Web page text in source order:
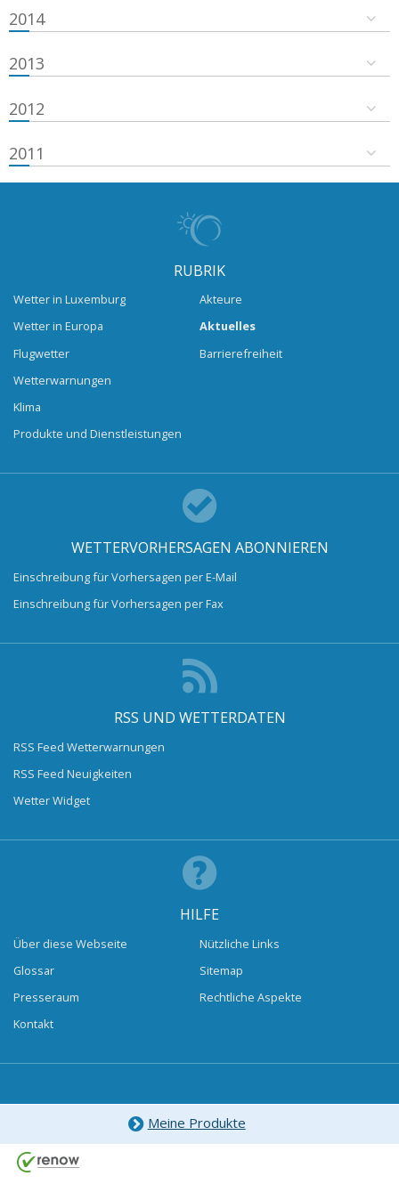
2014
2013
2012
2011
RUBRIK
Wetter in Luxemburg
Wetter in Europa
Flugwetter
Wetterwarnungen
Klima
Produkte und Dienstleistungen
Akteure
Aktuelles
Barrierefreiheit
WETTERVORHERSAGEN ABONNIEREN
Einschreibung für Vorhersagen per E-Mail
Einschreibung für Vorhersagen per Fax
RSS UND WETTERDATEN
RSS Feed Wetterwarnungen
RSS Feed Neuigkeiten
Wetter Widget
HILFE
Über diese Webseite
Glossar
Presseraum
Kontakt
Nützliche Links
Sitemap
Rechtliche Aspekte
Meine Produkte